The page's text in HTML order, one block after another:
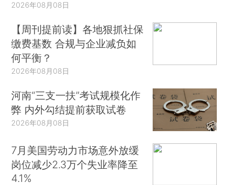
2026年08月08日
【周刊提前读】各地狠抓社保
缴费基数 合规与企业减负如
何平衡？
2026年08月08日
河南“三支一扶”考试规模化作
弊 内外勾结提前获取试卷
2026年08月08日
7月美国劳动力市场意外放缓
岗位减少2.3万个失业率降至
4.1%